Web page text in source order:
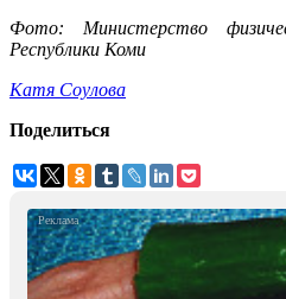
Фото: Министерство
Республики Коми
Катя Соулова
Поделиться